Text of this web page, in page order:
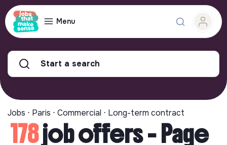
Menu
Start a search
Jobs ⋅ Paris ⋅ Commercial ⋅ Long-term contract
178job offers - Page